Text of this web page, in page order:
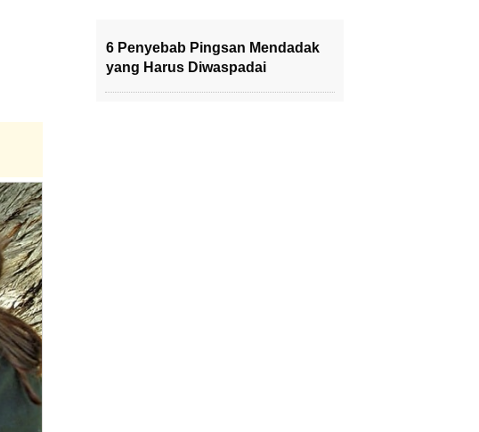
6 Penyebab Pingsan Mendadak
yang Harus Diwaspadai